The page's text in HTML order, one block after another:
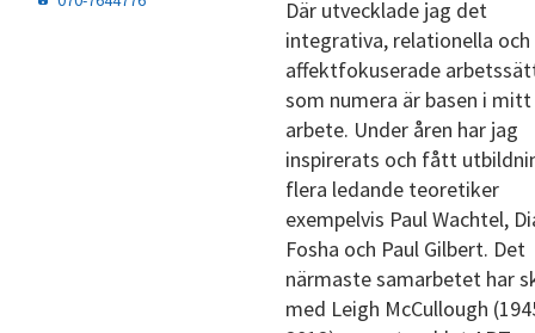
Där utvecklade jag det
integrativa, relationella och
affektfokuserade
som numera är basen i mitt
arbete. Under åren har jag
inspirerats och fått
flera ledande teoretiker
exempelvis Paul Wachtel,
Fosha och Paul Gilbert. Det
närmaste samarbetet har
med Leigh McCullough